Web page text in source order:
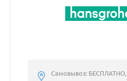
Самовывоз: БЕСПЛАТНО,